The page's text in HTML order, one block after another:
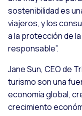
sostenibilidad es
viajeros, y los
a la protección de
responsable”.
Jane Sun, CEO de
turismo son una
economía global,
crecimiento